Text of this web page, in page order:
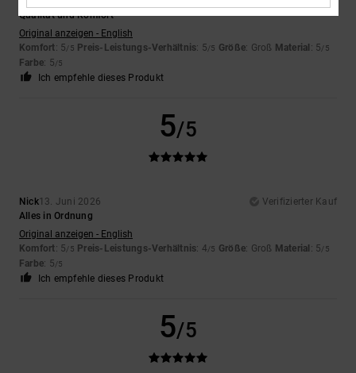
Qualität und Komfort
Original anzeigen - English
Komfort: 5/5 Preis-Leistungs-Verhältnis: 5/5 Größe: Groß Material : 5/5
Farbe: 5/5
Ich empfehle dieses Produkt
5/5
Nick13. Juni 2026
Verifizierter Kauf
Alles in Ordnung
Original anzeigen - English
Komfort: 5/5 Preis-Leistungs-Verhältnis: 4/5 Größe: Groß Material : 5/5
Farbe: 5/5
Ich empfehle dieses Produkt
5/5